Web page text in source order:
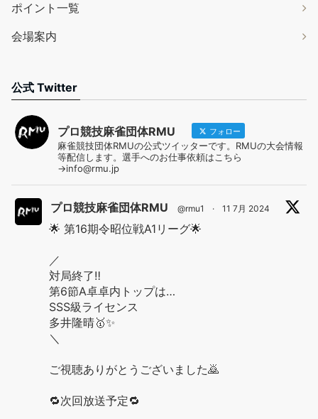
ポイント一覧
会場案内
公式 Twitter
プロ競技麻雀団体RMU フォロー
麻雀競技団体RMUの公式ツイッターです。RMUの大会情報
等配信します。選手へのお仕事依頼はこちら
→info@rmu.jp
プロ競技麻雀団体RMU @rmu1 · 11 7月 2024
🌟 第16期令昭位戦A1リーグ🌟
／
対局終了‼️
第6節A卓卓内トップは…
SSS級ライセンス
多井隆晴🥇✨
＼
ご視聴ありがとうございました🙇
🔁次回放送予定🔁